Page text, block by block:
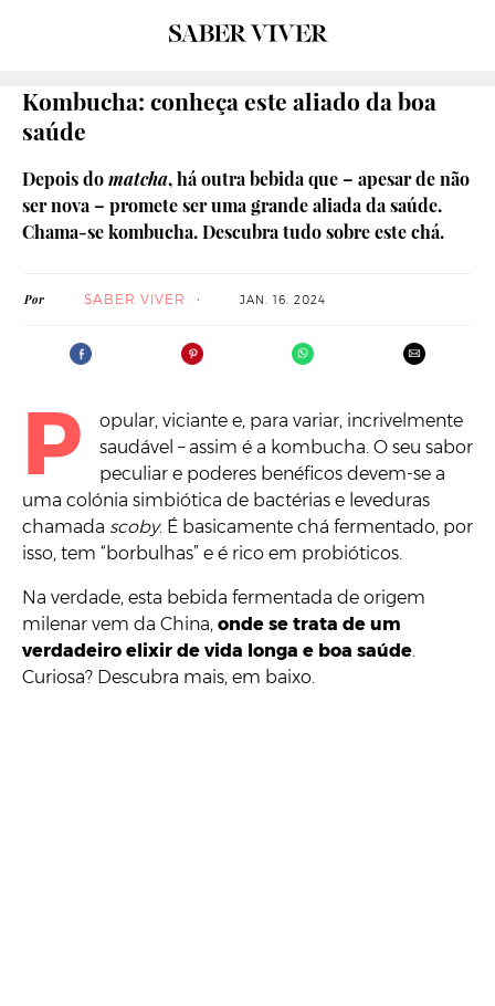
Kombucha: conheça este aliado da boa
saúde
Depois domatcha, há outra bebida que – apesar de não
ser nova – promete ser uma grande aliada da saúde.
Chama-se kombucha. Descubra tudo sobre este chá.
Por SABER VIVER JAN. 16. 2024
P
opular, viciante e, para variar, incrivelmente
saudável – assim é a kombucha. O seu sabor
peculiar e poderes benéficos devem-se a
uma colónia simbiótica de bactérias e leveduras
chamada scoby. É basicamente chá fermentado, por
isso, tem “borbulhas” e é rico em probióticos.
Na verdade, esta bebida fermentada de origem
milenar vem da China, onde se trata de um
verdadeiro elixir de vida longa e boa saúde.
Curiosa? Descubra mais, em baixo.